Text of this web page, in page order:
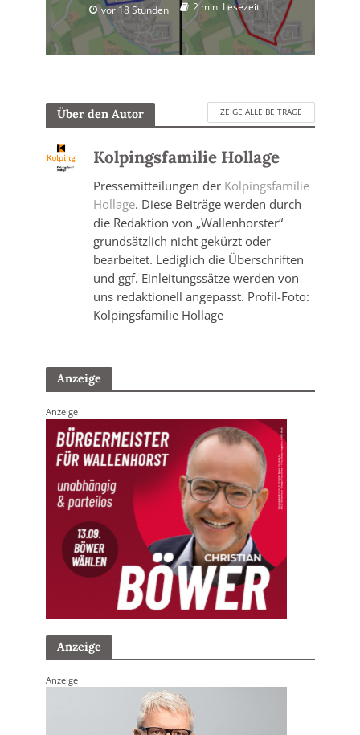
vor 18 Stunden 2 min. Lesezeit
Über den Autor ZEIGE ALLE BEITRÄGE
Kolpingsfamilie Hollage
Pressemitteilungen der Kolpingsfamilie
Hollage. Diese Beiträge werden durch
die Redaktion von „Wallenhorster“
grundsätzlich nicht gekürzt oder
bearbeitet. Lediglich die Überschriften
und ggf. Einleitungssätze werden von
uns redaktionell angepasst. Profil-Foto:
Kolpingsfamilie Hollage
Anzeige
Anzeige
Anzeige
Anzeige